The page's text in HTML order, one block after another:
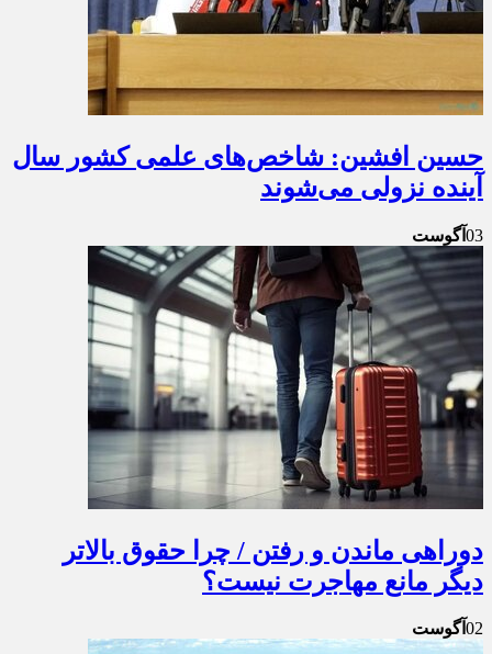
حسین افشین: شاخص‌های علمی کشور سال
آینده نزولی می‌شوند
03آگوست
دوراهی ماندن و رفتن / چرا حقوق بالاتر
دیگر مانع مهاجرت نیست؟
02آگوست